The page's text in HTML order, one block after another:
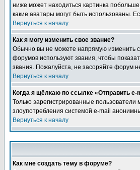
ниже может находиться картинка
какие аватары могут быть использованы.
Вернуться к началу
Как я могу изменить свое звание?
Обычно вы не можете напрямую изменить
форумов используют звания, чтобы
звания. Пожалуйста, не засоряйте форум
Вернуться к началу
Когда я щёлкаю по ссылке «Отправить e-
Только зарегистрированные
злоупотребления системой e-mail
Вернуться к началу
Как мне создать тему в форуме?